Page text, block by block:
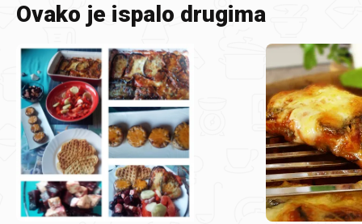
Ovako je ispalo drugima